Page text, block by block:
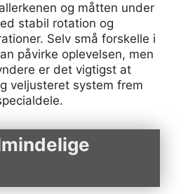
og måtten under
stabil rotation og
Selv små forskelle i
påvirke oplevelsen, men
er det vigtigst at
veljusteret system frem